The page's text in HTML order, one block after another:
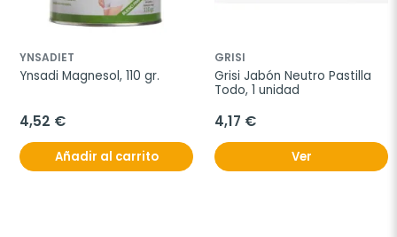
YNSADIET
Ynsadi Magnesol, 110 gr.
4,52 €
Añadir al carrito
GRISI
Grisi Jabón Neutro Pastilla
Todo, 1 unidad
4,17 €
Ver